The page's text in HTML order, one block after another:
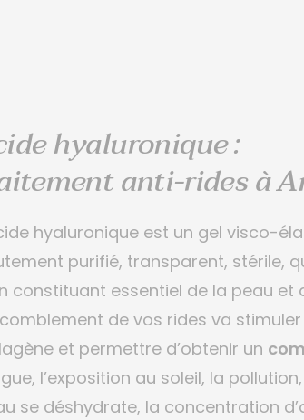
hyaluronique :
anti-rides à
hyaluronique est un gel visco-
purifié, transparent, stérile,
constituant essentiel de la peau et
de vos rides va
et permettre d’obtenir un
l’exposition au soleil, la
se déshydrate, la concentration